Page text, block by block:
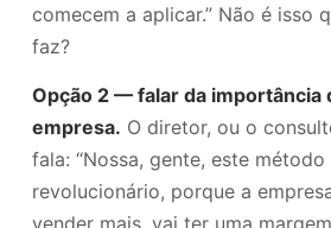
comecem a aplicar.” Não é isso
faz?
Opção 2 — falar da importância
empresa. O diretor, ou o
fala: “Nossa, gente, este método
revolucionário, porque a